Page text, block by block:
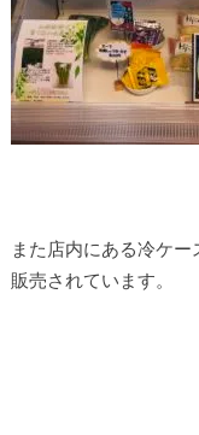
また店内にある冷ケ
販売されています。